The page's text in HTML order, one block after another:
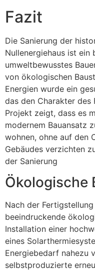
Fazit
Die Sanierung der
Nullenergiehaus ist ein
umweltbewusstes
von ökologischen
Energien wurde ein
das den Charakter des
Projekt zeigt, dass es
modernem Bauansatz
wohnen, ohne auf den
Gebäudes verzichten
der Sanierung
Ökologische
Nach der
beeindruckende
Installation einer
eines
Energiebedarf nahezu
selbstproduzierte